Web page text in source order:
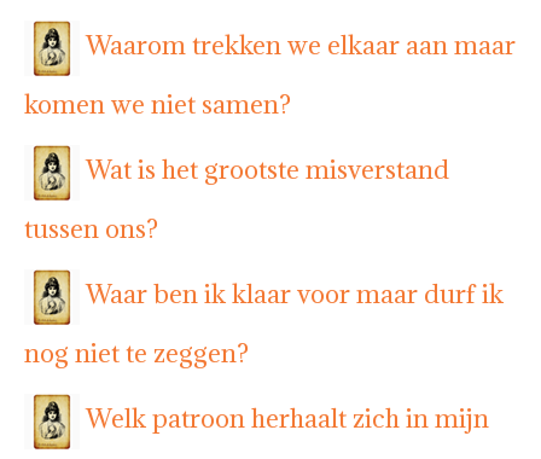
Waarom trekken we elkaar aan maar
komen we niet samen?
Wat is het grootste misverstand
tussen ons?
Waar ben ik klaar voor maar durf ik
nog niet te zeggen?
Welk patroon herhaalt zich in mijn